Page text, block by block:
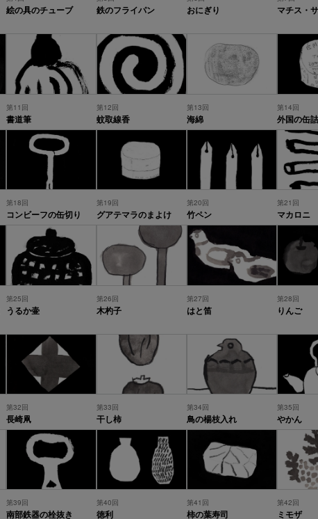
絵の具のチューブ 鉄のフライパン おにぎり マチス・
第11回
書道筆
第12回
蚊取線香
第13回
海綿
第14回
外国の缶詰
第18回
コンビーフの缶切り
第19回
グアテマラのまよけ
第20回
竹ペン
第21回
マカロニ
第25回
うるか壷
第26回
木杓子
第27回
はと笛
第28回
りんご
第32回
長崎凧
第33回
干し柿
第34回
鳥の楊枝入れ
第35回
やかん
第39回
南部鉄器の栓抜き
第40回
徳利
第41回
柿の葉寿司
第42回
ミモザ